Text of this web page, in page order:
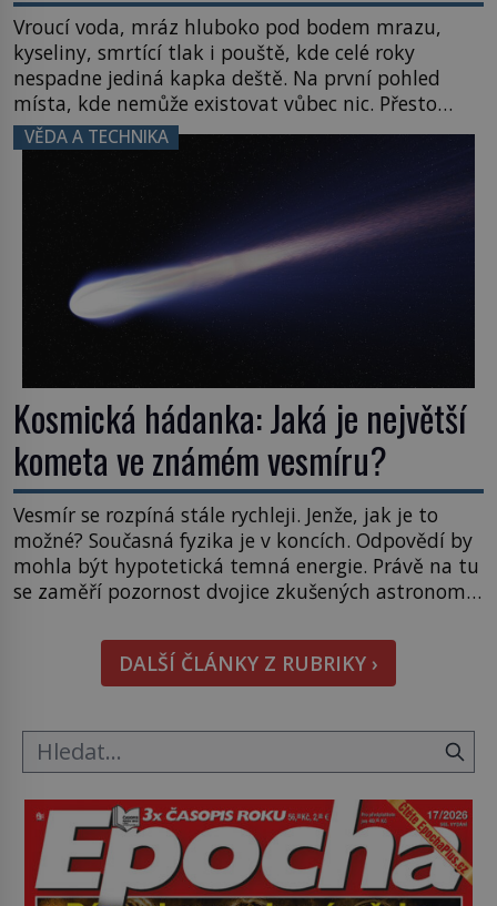
Vroucí voda, mráz hluboko pod bodem mrazu,
kyseliny, smrtící tlak i pouště, kde celé roky
nespadne jediná kapka deště. Na první pohled
místa, kde nemůže existovat vůbec nic. Přesto
právě tady vědci objevují organismy, které
posouvají hranice života. Každý nový nález mění
naše představy o tom, co všechno dokáže příroda a
napovídá, kde bychom jednou […]
VĚDA A TECHNIKA
Kosmická hádanka: Jaká je největší
kometa ve známém vesmíru?
Vesmír se rozpíná stále rychleji. Jenže, jak je to
možné? Současná fyzika je v koncích. Odpovědí by
mohla být hypotetická temná energie. Právě na tu
se zaměří pozornost dvojice zkušených astronomů.
hmatatelnějšího. Naprosto rekordní kometu!
Astronomové Pedro Bernardinelli a Gary Bernstein
mravenčí prací zkoumají archivní snímky v rámci
DALŠÍ ČLÁNKY Z RUBRIKY ›